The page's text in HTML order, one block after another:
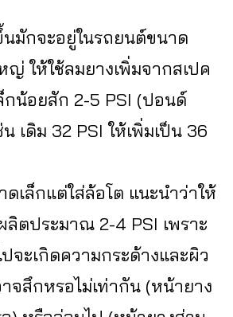
มักจะอยู่ในรถยนต์ขนาด
ญ่ ให้ใช้ลมยางเพิ่มจากสเปค
กน้อยสัก 2-5 PSI (ปอนด์
เดิม 32 PSI ให้เพิ่มเป็น 36
เล็กแต่ใส่ล้อโต แนะนำว่าให้
ลิตประมาณ 2-4 PSI เพราะ
จะเกิดความกระด้างและผิว
จสึกหรอไม่เท่ากัน (หน้ายาง